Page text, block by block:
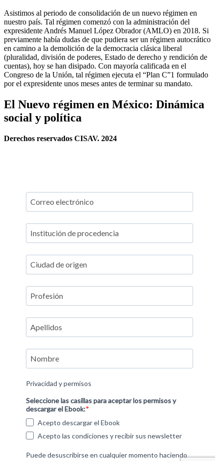
Asistimos al periodo de consolidación de un nuevo régimen en
nuestro país. Tal régimen comenzó con la administración del
expresidente Andrés Manuel López Obrador (AMLO) en 2018. Si
previamente había dudas de que pudiera ser un régimen autocrático
en camino a la demolición de la democracia clásica liberal
(pluralidad, división de poderes, Estado de derecho y rendición de
cuentas), hoy se han disipado. Con mayoría calificada en el
Congreso de la Unión, tal régimen ejecuta el “Plan C”1 formulado
por el expresidente unos meses antes de terminar su mandato.
El Nuevo régimen en México: Dinámica
social y política
Derechos reservados CISAV. 2024